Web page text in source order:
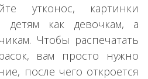
утконос, картинки
детям как девочкам, а
Чтобы распечатать
вам просто нужно
после чего откроется